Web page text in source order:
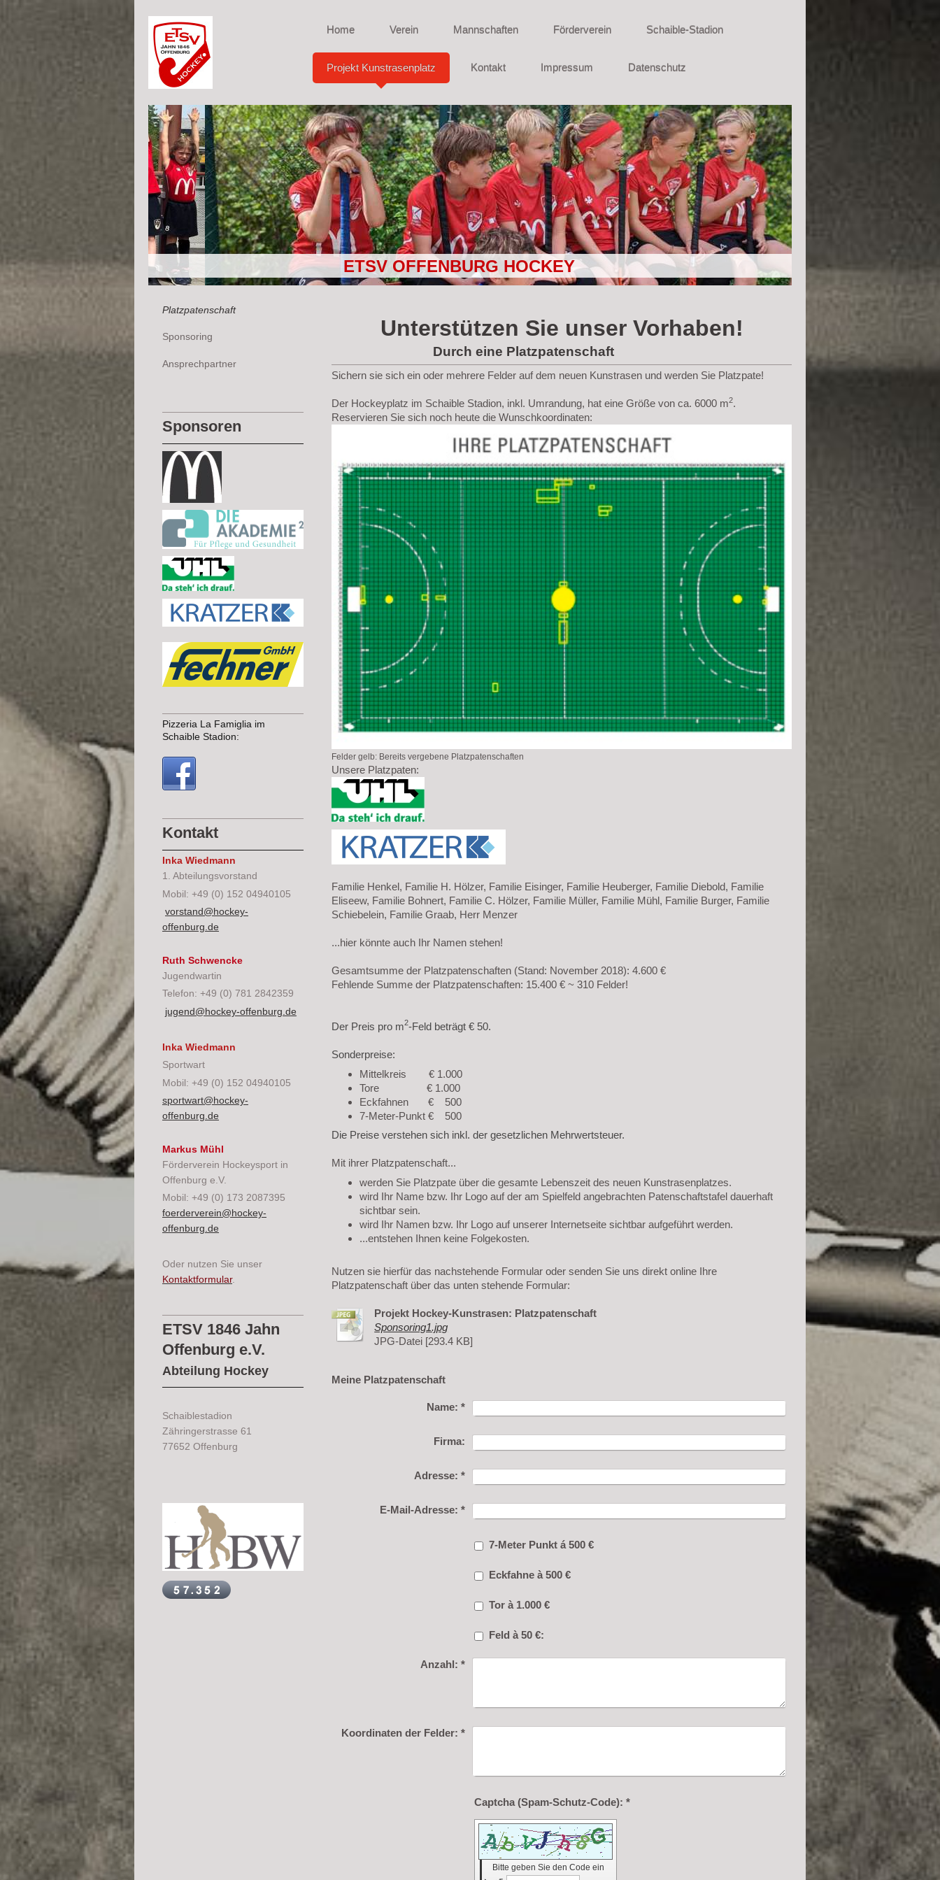
Home Verein Mannschaften Förderverein Schaible-Stadion
Projekt Kunstrasenplatz Kontakt Impressum Datenschutz
ETSV OFFENBURG HOCKEY
Unterstützen Sie unser Vorhaben!
Durch eine Platzpatenschaft
Sichern sie sich ein oder mehrere Felder auf dem neuen Kunstrasen und werden Sie Platzpate!
Der Hockeyplatz im Schaible Stadion, inkl. Umrandung, hat eine Größe von ca. 6000 m2.
Reservieren Sie sich noch heute die Wunschkoordinaten:
Felder gelb: Bereits vergebene Platzpatenschaften
Unsere Platzpaten:
Familie Henkel, Familie H. Hölzer, Familie Eisinger, Familie Heuberger, Familie Diebold, Familie
Eliseew, Familie Bohnert, Familie C. Hölzer, Familie Müller, Familie Mühl, Familie Burger, Familie
Schiebelein, Familie Graab, Herr Menzer
...hier könnte auch Ihr Namen stehen!
Gesamtsumme der Platzpatenschaften (Stand: November 2018): 4.600 €
Fehlende Summe der Platzpatenschaften: 15.400 € ~ 310 Felder!
Der Preis pro m2-Feld beträgt € 50.
Sonderpreise:
Mittelkreis € 1.000
Tore € 1.000
Eckfahnen € 500
7-Meter-Punkt € 500
Die Preise verstehen sich inkl. der gesetzlichen Mehrwertsteuer.
Mit ihrer Platzpatenschaft...
werden Sie Platzpate über die gesamte Lebenszeit des neuen Kunstrasenplatzes.
wird Ihr Name bzw. Ihr Logo auf der am Spielfeld angebrachten Patenschaftstafel dauerhaft
sichtbar sein.
wird Ihr Namen bzw. Ihr Logo auf unserer Internetseite sichtbar aufgeführt werden.
...entstehen Ihnen keine Folgekosten.
Nutzen sie hierfür das nachstehende Formular oder senden Sie uns direkt online Ihre
Platzpatenschaft über das unten stehende Formular:
Projekt Hockey-Kunstrasen: Platzpatenschaft
Sponsoring1.jpg
JPG-Datei [293.4 KB]
Meine Platzpatenschaft
Name: *
Firma:
Adresse: *
E-Mail-Adresse: *
7-Meter Punkt á 500 €
Eckfahne à 500 €
Tor à 1.000 €
Feld à 50 €:
Anzahl: *
Koordinaten der Felder: *
Captcha (Spam-Schutz-Code): *
Bitte geben Sie den Code ein
Platzpatenschaft
Sponsoring
Ansprechpartner
Sponsoren
Pizzeria La Famiglia im
Schaible Stadion:
Kontakt
Inka Wiedmann
1. Abteilungsvorstand
Mobil: +49 (0) 152 04940105
vorstand@hockey-
offenburg.de
Ruth Schwencke
Jugendwartin
Telefon: +49 (0) 781 2842359
jugend@hockey-offenburg.de
Inka Wiedmann
Sportwart
Mobil: +49 (0) 152 04940105
sportwart@hockey-
offenburg.de
Markus Mühl
Förderverein Hockeysport in
Offenburg e.V.
Mobil: +49 (0) 173 2087395
foerderverein@hockey-
offenburg.de
Oder nutzen Sie unser
Kontaktformular.
ETSV 1846 Jahn
Offenburg e.V.
Abteilung Hockey
Schaiblestadion
Zähringerstrasse 61
77652 Offenburg